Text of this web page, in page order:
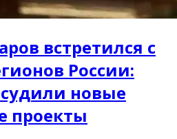
встретился с
России:
новые
проекты